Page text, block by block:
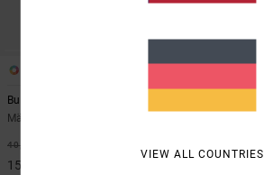
Burner
Männer Braun T-Shirt
40,00 €
15,00 €
VIEW ALL COUNTRIES